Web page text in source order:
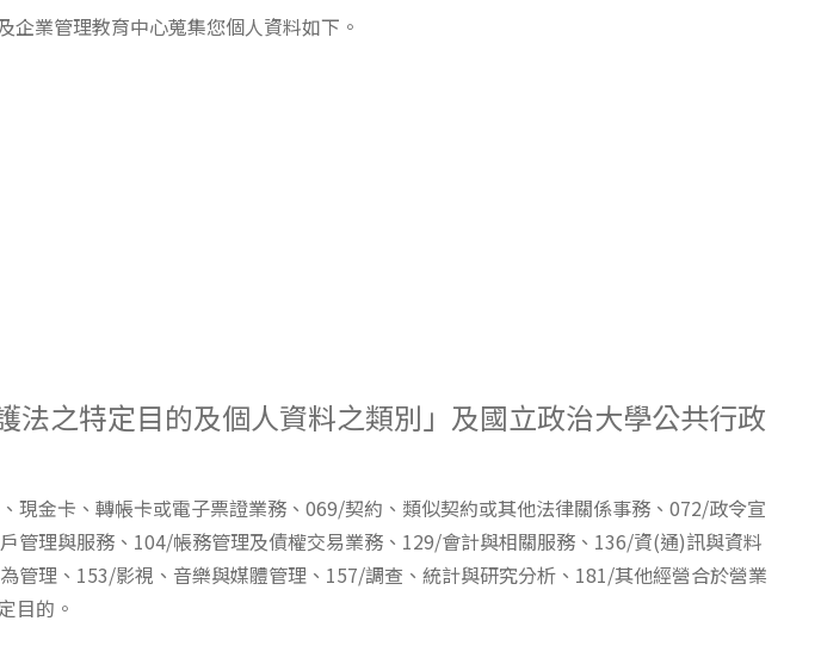
業管理教育中心蒐集您個人資料如下。
之特定目的及個人資料之類別」及國立政治大學公共行政
金卡、轉帳卡或電子票證業務、069/契約、類似契約或其他法律關係事務、072/政令宣
理與服務、104/帳務管理及債權交易業務、129/會計與相關服務、136/資(通)訊與資料
理、153/影視、音樂與媒體管理、157/調查、統計與研究分析、181/其他經營合於營業
目的。